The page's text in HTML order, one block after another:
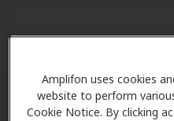
Amplifon uses cookies
website to perform
Cookie Notice. By clicking